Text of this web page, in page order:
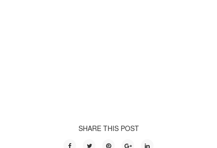
SHARE THIS POST